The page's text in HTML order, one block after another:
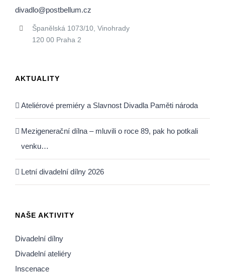
divadlo@postbellum.cz
Španělská 1073/10, Vinohrady
120 00 Praha 2
AKTUALITY
Ateliérové premiéry a Slavnost Divadla Paměti národa
Mezigenerační dílna – mluvili o roce 89, pak ho potkali
venku…
Letní divadelní dílny 2026
NAŠE AKTIVITY
Divadelní dílny
Divadelní ateliéry
Inscenace